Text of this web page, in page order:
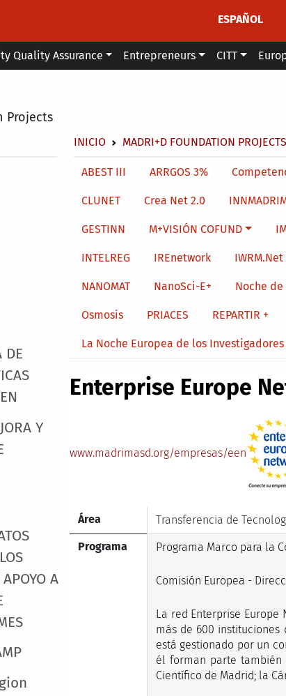
ESPAÑOL
Quality Assurance Entrepreneurs CITT
Projects
Breadcrumb
INICIO MADRI+D FOUNDATION PROJECTS
DE
Y
A
Main menu level 4
ABEST III ARRGOS 3%
CLUNET Crea Net 2.0
GESTINN M+VISIÓN COFUND
INTELREG IREnetwork IWRM.Net
NANOMAT NanoSci-E+ Noche
Osmosis PRIACES REPARTIR +
La Noche Europea de los Investigadores
Enterprise Europe
www.madrimasd.org/empresas/een
Área
Transferencia de
Programa
Programa Marco para la
Comisión Europea -
La red Enterprise
más de 600 instituciones
está gestionado por un
él forman parte también
Científico de Madrid; la